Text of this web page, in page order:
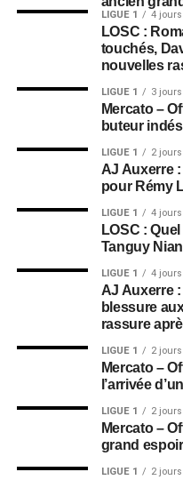
LIGUE 1 4
LOSC :
touchés,
nouvelles
LIGUE 1 3
Mercato –
buteur
LIGUE 1 2
AJ Auxerre
pour Rémy
LIGUE 1 4
LOSC :
Tanguy
LIGUE 1 4
AJ Auxerre
blessure
rassure
LIGUE 1 2
Mercato –
l’arrivée
LIGUE 1 2
Mercato –
grand
LIGUE 1 2